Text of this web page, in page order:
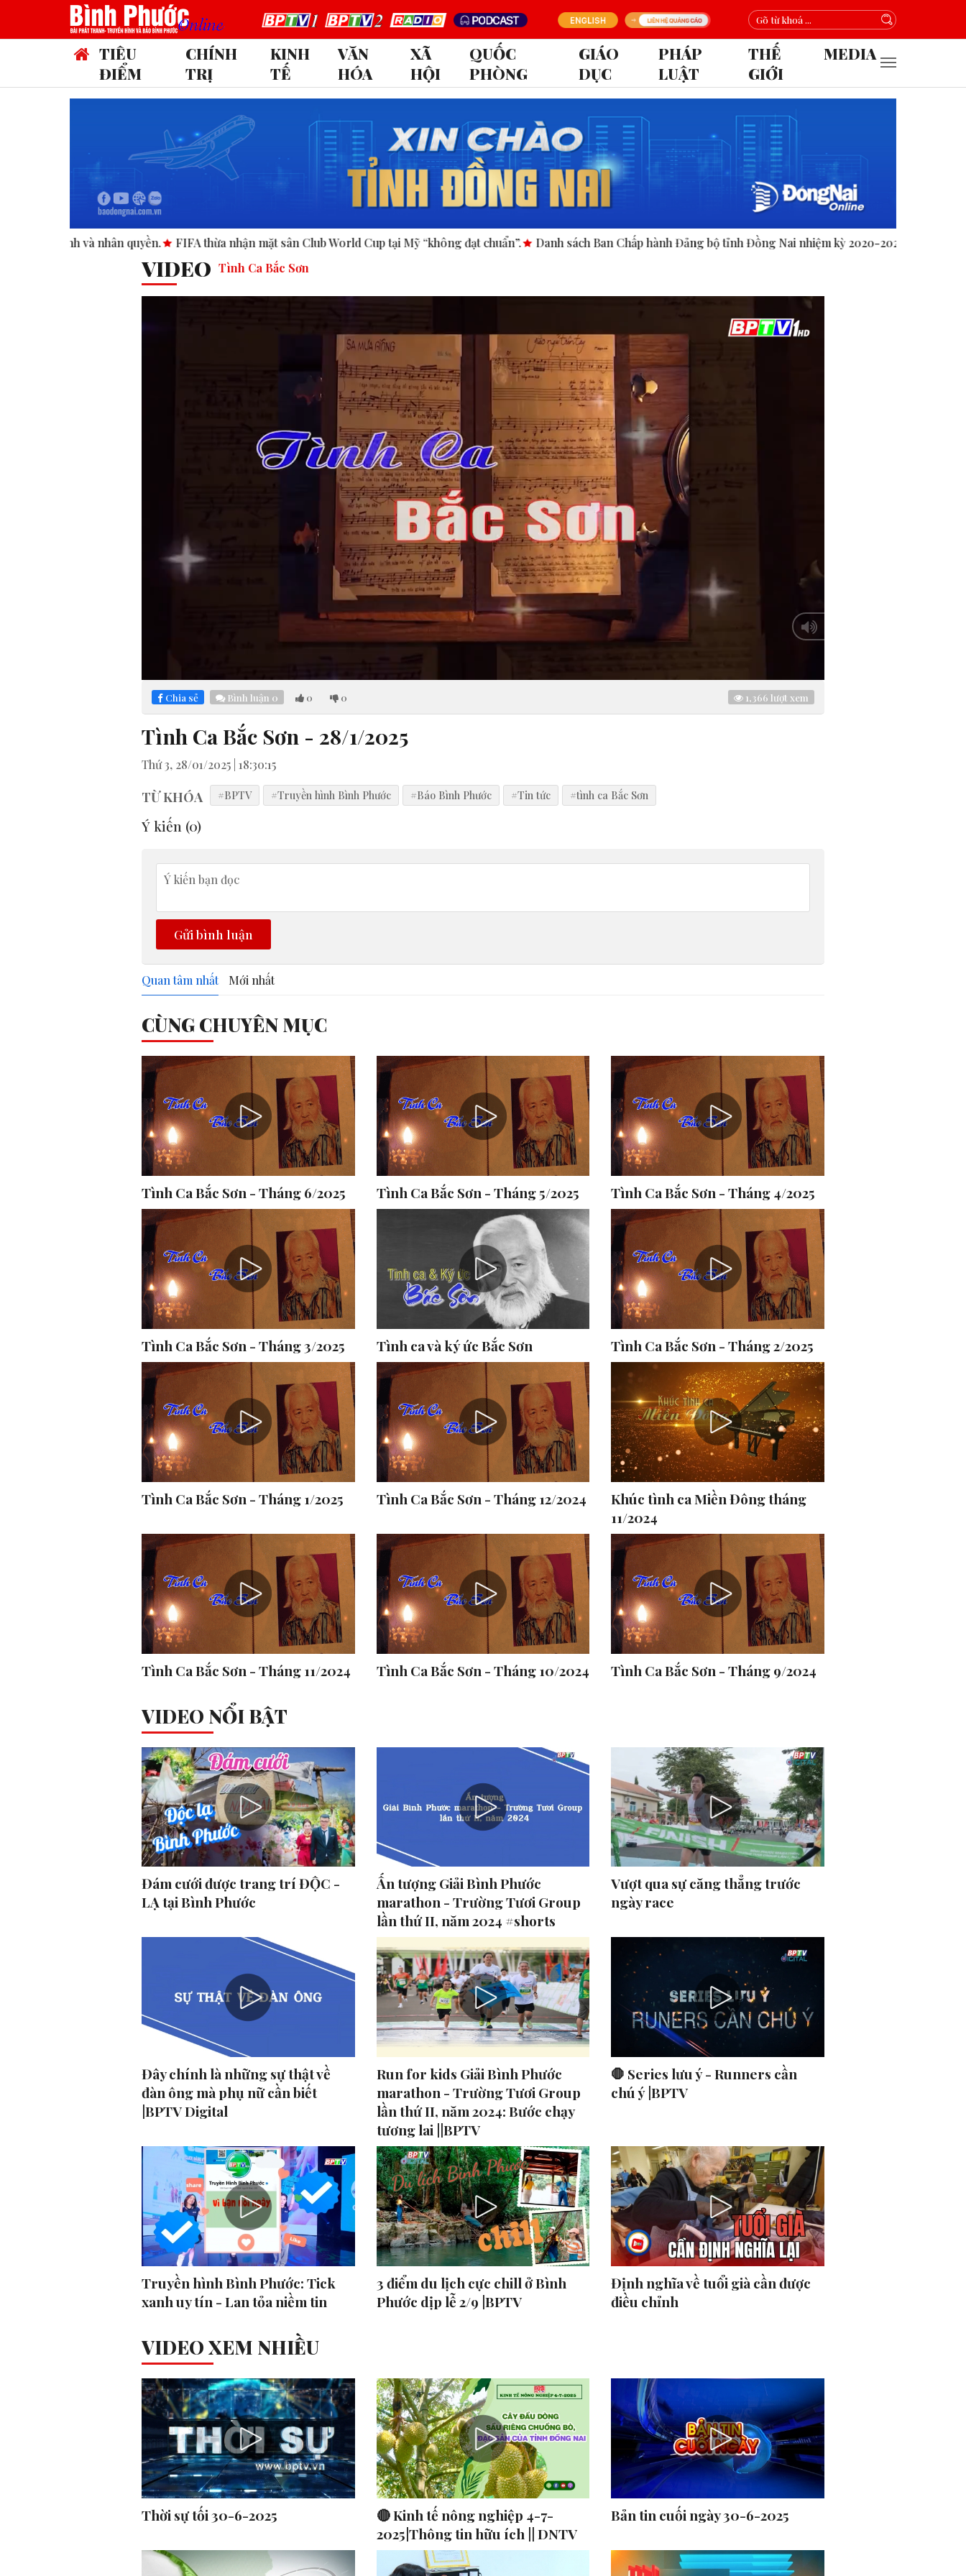
TIÊU
ĐIỂM
CHÍNH
TRỊ
KINH
TẾ
VĂN
HÓA
XÃ
HỘI
QUỐC
PHÒNG
GIÁO
DỤC
PHÁP
LUẬT
THẾ
GIỚI
MEDIA
FIFA thừa nhận mặt sân Club World Cup tại Mỹ “không đạt chuẩn”. Danh sách Ban Chấp hành Đảng bộ tỉnh Đồng Nai nhiệm kỳ 2020-2025.
VIDEO Tình Ca Bắc Sơn
3.14%
Chia sẻ Bình luận 0 0 0 1,366 lượt xem
Tình Ca Bắc Sơn - 28/1/2025
Thứ 3, 28/01/2025 | 18:30:15
TỪ KHÓA #BPTV #Truyền hình Bình Phước #Báo Bình Phước #Tin tức #tình ca Bắc Sơn
Ý kiến (0)
Gửi bình luận
Quan tâm nhất Mới nhất
CÙNG CHUYÊN MỤC
Tình Ca Bắc Sơn - Tháng 6/2025 Tình Ca Bắc Sơn - Tháng 5/2025 Tình Ca Bắc Sơn - Tháng 4/2025
Tình Ca Bắc Sơn - Tháng 3/2025 Tình ca và ký ức Bắc Sơn Tình Ca Bắc Sơn - Tháng 2/2025
Tình Ca Bắc Sơn - Tháng 1/2025 Tình Ca Bắc Sơn - Tháng 12/2024
Khúc tình ca Miền Đông tháng
11/2024
Tình Ca Bắc Sơn - Tháng 11/2024 Tình Ca Bắc Sơn - Tháng 10/2024 Tình Ca Bắc Sơn - Tháng 9/2024
VIDEO NỔI BẬT
Đám cưới được trang trí ĐỘC -
LẠ tại Bình Phước
Ấn tượng Giải Bình Phước
marathon - Trường Tươi Group
lần thứ II, năm 2024 #shorts
Vượt qua sự căng thẳng trước
ngày race
Đây chính là những sự thật về
đàn ông mà phụ nữ cần biết
|BPTV Digital
Run for kids Giải Bình Phước
marathon - Trường Tươi Group
lần thứ II, năm 2024: Bước chạy
tương lai ||BPTV
🛑 Series lưu ý - Runners cần
chú ý |BPTV
Truyền hình Bình Phước: Tick
xanh uy tín - Lan tỏa niềm tin
3 điểm du lịch cực chill ở Bình
Phước dịp lễ 2/9 |BPTV
Định nghĩa về tuổi già cần được
điều chỉnh
VIDEO XEM NHIỀU
Thời sự tối 30-6-2025
🔴 Kinh tế nông nghiệp 4-7-
2025|Thông tin hữu ích || DNTV
Bản tin cuối ngày 30-6-2025